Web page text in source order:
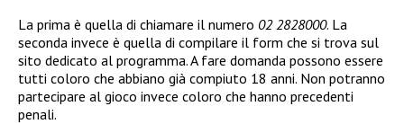
La prima è quella di chiamare il numero 02 2828000. La
seconda invece è quella di compilare il form che si trova sul
sito dedicato al programma. A fare domanda possono essere
tutti coloro che abbiano già compiuto 18 anni. Non potranno
partecipare al gioco invece coloro che hanno precedenti
penali.